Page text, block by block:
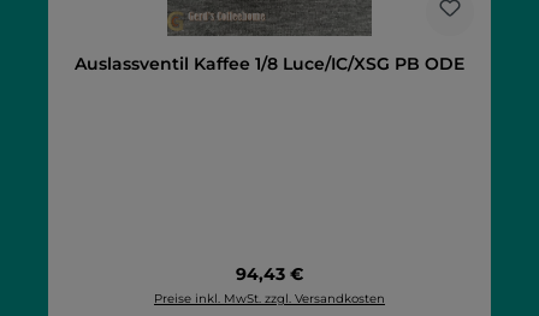
Auslassventil Kaffee 1/8 Luce/IC/XSG PB ODE
Regulärer Preis:
94,43 €
Preise inkl. MwSt. zzgl. Versandkosten